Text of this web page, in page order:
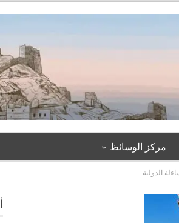
مركز الوسائظ
الدولية